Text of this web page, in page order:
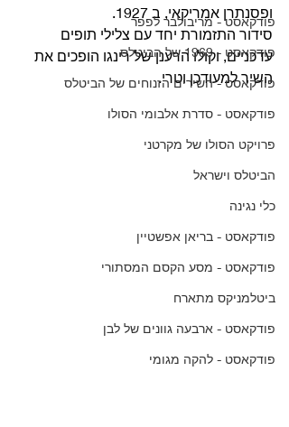
פודקאסט - מריבולבר לפפר
פודקאסט - 1969 של הביטלס
פודקאסט - השירים הזנוחים של הביטלס
פודקאסט - סדרת אלבומי הסולו
פרויקט הסולו של מקרטני
הביטלס וישראל
כלי נגינה
פודקאסט - בריאן אפשטיין
פודקאסט - מסע הקסם המסתורי
ביטלמניקס מתארח
פודקאסט - ארבעה גוונים של לבן
פודקאסט - להקה מגומי
ופסנתרן אמריקאי, ב 1927.
סידור התזמורת יחד עם צלילי תופים
עדכניים, וקולו הרענן של רינגו הופכים את
השיר למעודכן וטרי.